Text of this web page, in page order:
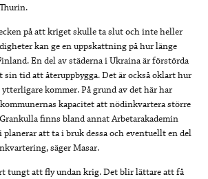
på att kriget skulle ta slut och inte heller
kan ge en uppskattning på hur länge
En del av städerna i Ukraina är förstörda
sin tid att återuppbygga. Det är också oklart hur
kommer. På grund av det här har
kapacitet att nödinkvartera större
finns bland annat Arbetarakademin
att ta i bruk dessa och eventuellt en del
säger Masar.
tungt att fly undan krig. Det blir lättare att få